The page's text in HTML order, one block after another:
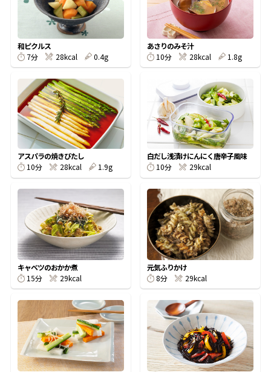
『踊り節』
鰹節屋の
だしパック
だし粉
商品情報一覧
おすすめサイト
新鮮一番
氷熟®︎
和ピクルス
7分
28kcal 0.4g
あさりのみそ汁
10分
28kcal 1.8g
アスパラの焼きびたし
10分
28kcal 1.9g
白だし浅漬けにんにく唐辛子風味
10分
29kcal
キャベツのおかか煮
15分
29kcal
元気ふりかけ
8分
29kcal